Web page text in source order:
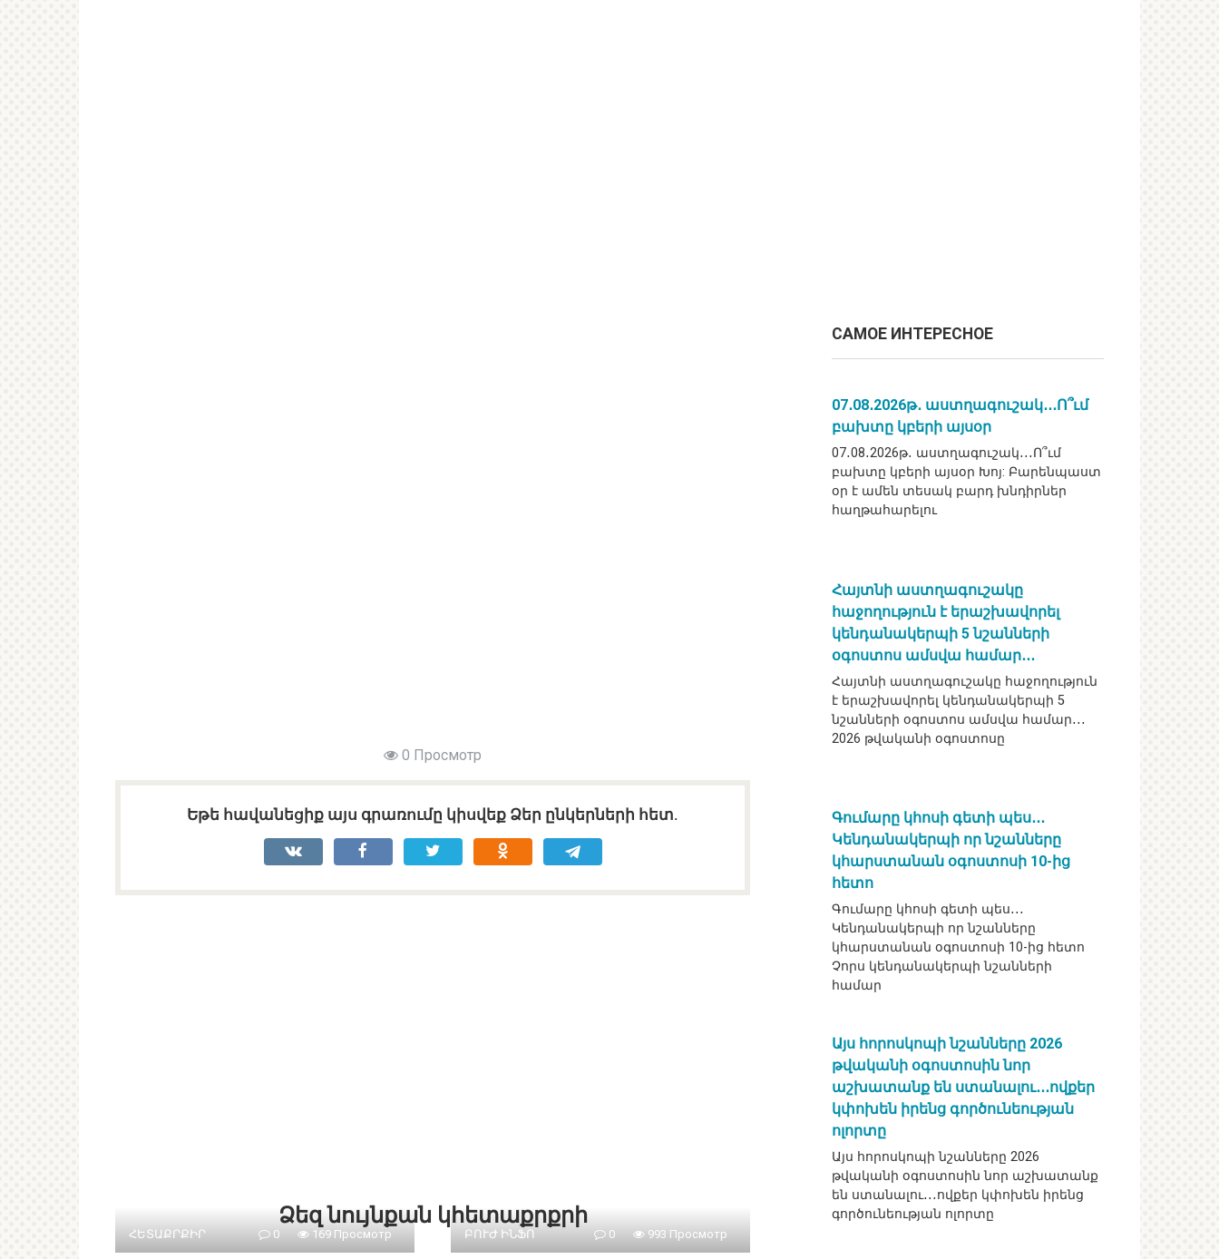
0 Просмотр
Եթե հավանեցիք այս գրառումը կիսվեք Ձեր ընկերների հետ.
Ձեզ նույնքան կհետաքրքրի
ՀԵՏԱՔՐՔԻՐ 0 169 Просмотр ԲՈՒԺ ԻՆՖՈ 0 993 Просмотр
САМОЕ ИНТЕРЕСНОЕ
07․08․2026թ․ աստղագուշակ․․․Ո՞ւմ
բախտը կբերի այսօր
07․08․2026թ․ աստղագուշակ․․․Ո՞ւմ
բախտը կբերի այսօր Խոյ: Բարենպաստ
օր է ամեն տեսակ բարդ խնդիրներ
հաղթահարելու
Հայտնի աստղագուշակը
հաջողություն է երաշխավորել
կենդանակերպի 5 նշանների
օգոստոս ամսվա համար․․․
Հայտնի աստղագուշակը հաջողություն
է երաշխավորել կենդանակերպի 5
նշանների օգոստոս ամսվա համար․․․
2026 թվականի օգոստոսը
Գումարը կհոսի գետի պես․․․
Կենդանակերպի որ նշանները
կհարստանան օգոստոսի 10-ից
հետո
Գումարը կհոսի գետի պես․․․
Կենդանակերպի որ նշանները
կհարստանան օգոստոսի 10-ից հետո
Չորս կենդանակերպի նշանների
համար
Այս հորոսկոպի նշանները 2026
թվականի օգոստոսին նոր
աշխատանք են ստանալու․․․ովքեր
կփոխեն իրենց գործունեության
ոլորտը
Այս հորոսկոպի նշանները 2026
թվականի օգոստոսին նոր աշխատանք
են ստանալու․․․ովքեր կփոխեն իրենց
գործունեության ոլորտը